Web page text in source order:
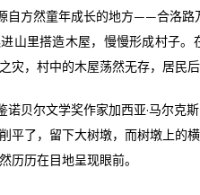
自方然童年成长的地方——合洛路
山里搭造木屋，慢慢形成村子
灾，村中的木屋荡然无存，居民
诺贝尔文学奖作家加西亚·马尔克
平了，留下大树墩，而树墩上的
历历在目地呈现眼前。